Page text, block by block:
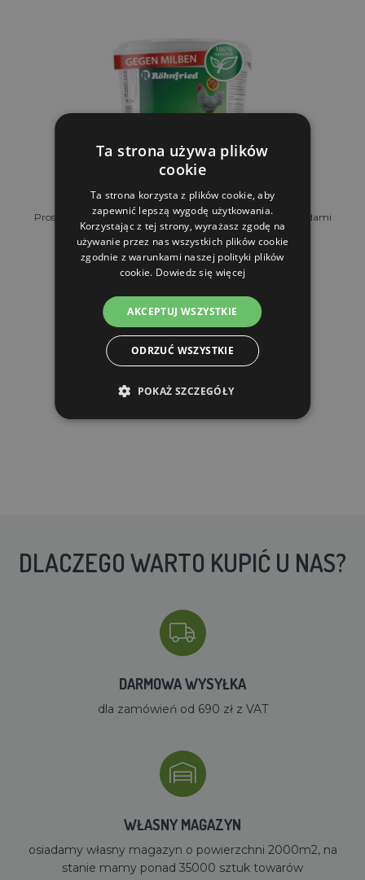
Proszek Röhnfried Gurlite – skuteczna ochrona przed owadami
...
Od 36.14 zl
W MAGAZYNIE
DO KOSZYKA
DLACZEGO WARTO KUPIĆ U NAS?
DARMOWA WYSYŁKA
dla zamówień od 690 zł z VAT
WŁASNY MAGAZYN
osiadamy własny magazyn o powierzchni 2000m2, na
stanie mamy ponad 35000 sztuk towarów
Ta strona używa plików
cookie
Ta strona korzysta z plików cookie, aby
zapewnić lepszą wygodę użytkowania.
Korzystając z tej strony, wyrażasz zgodę na
używanie przez nas wszystkich plików cookie
zgodnie z warunkami naszej polityki plików
cookie. Dowiedz się więcej
AKCEPTUJ WSZYSTKIE
ODRZUĆ WSZYSTKIE
POKAŻ SZCZEGÓŁY